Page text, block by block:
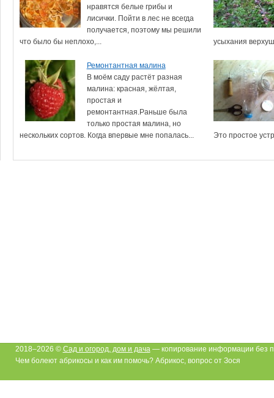
нравятся белые грибы и
лисички. Пойти в лес не всегда
получается, поэтому мы решили
что было бы неплохо,...
усыхания
Ремонтантная малина
В моём саду растёт разная
малина: красная, жёлтая,
простая и
ремонтантная.Раньше была
только простая малина, но
нескольких сортов. Когда впервые мне попалась...
Это простое
2018–2026 © Сад и огород, дом и дача— копирование информации без
Чем болеют абрикосы и как им помочь? Абрикос, вопрос от Зося